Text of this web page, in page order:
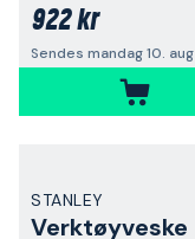
922 kr
Sendes mandag 10. aug
STANLEY
Verktøyveske